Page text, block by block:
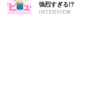
INTERVIEW
強烈すぎる!?